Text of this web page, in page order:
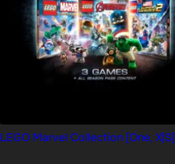
LEGO Marvel Collection [One, X|S]